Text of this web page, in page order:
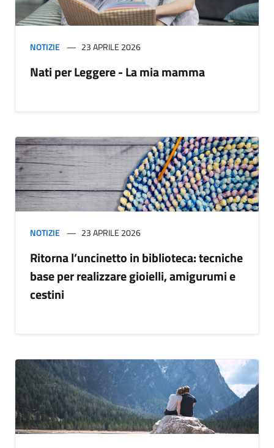
NOTIZIE 23 APRILE 2026
Nati per Leggere - La mia mamma
NOTIZIE 23 APRILE 2026
Ritorna l’uncinetto in biblioteca: tecniche
base per realizzare gioielli, amigurumi e
cestini